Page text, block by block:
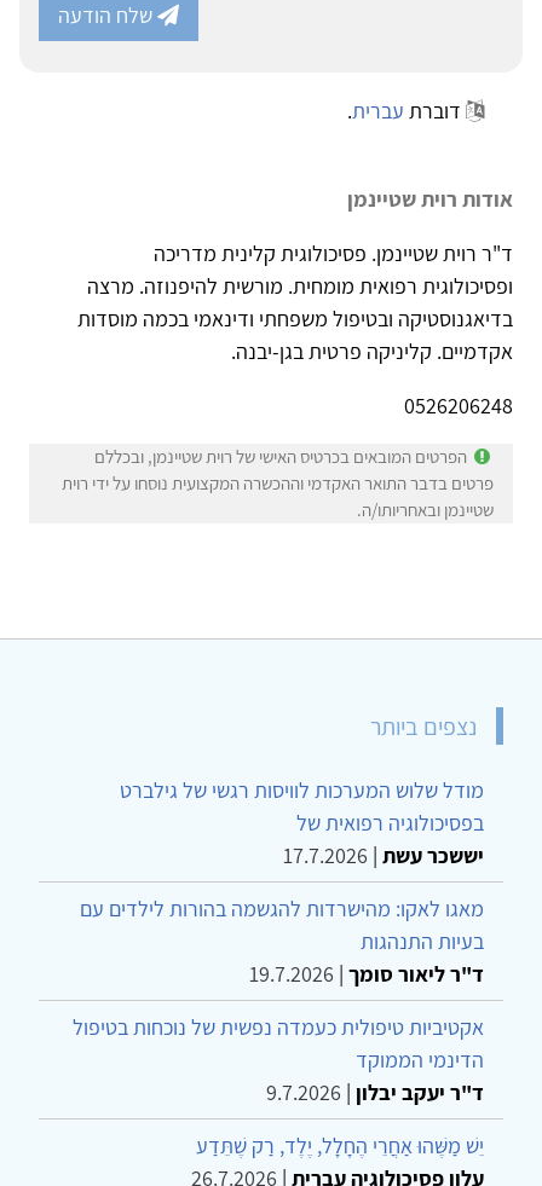
שלח הודעה
דוברת עברית.
אודות רוית שטיינמן
ד"ר רוית שטיינמן. פסיכולוגית קלינית מדריכה
ופסיכולוגית רפואית מומחית. מורשית להיפנוזה. מרצה
בדיאגנוסטיקה ובטיפול משפחתי ודינאמי בכמה מוסדות
אקדמיים. קליניקה פרטית בגן-יבנה.
0526206248
הפרטים המובאים בכרטיס האישי של רוית שטיינמן, ובכללם
פרטים בדבר התואר האקדמי וההכשרה המקצועית נוסחו על ידי רוית
שטיינמן ובאחריותו/ה.
נצפים ביותר
מודל שלוש המערכות לוויסות רגשי של גילברט
בפסיכולוגיה רפואית של
יששכר עשת |
17.7.2026
מאגו לאקו: מהישרדות להגשמה בהורות לילדים עם
בעיות התנהגות
ד"ר ליאור סומך |
19.7.2026
אקטיביות טיפולית כעמדה נפשית של נוכחות בטיפול
הדינמי הממוקד
ד"ר יעקב יבלון |
9.7.2026
יֵשׁ מַשֶּׁהוּ אַחֲרֵי הֶחָלָל, יֶלֶד, רַק שֶׁתֵּדַע
עלון פסיכולוגיה עברית |
26.7.2026